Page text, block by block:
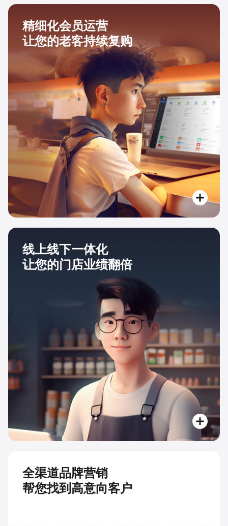
精细化会员运营
让您的老客持续复购
线上线下一体化
让您的门店业绩翻倍
全渠道品牌营销
帮您找到高意向客户